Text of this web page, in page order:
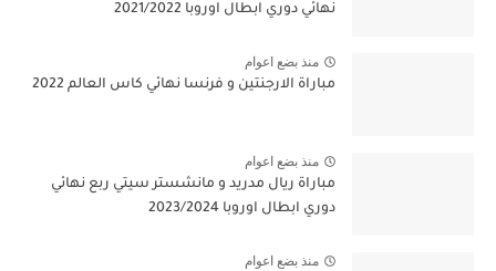
نهائي دوري ابطال اوروبا 2021/2022
منذ بضع اعوام
مباراة الارجنتين و فرنسا نهائي كاس العالم 2022
منذ بضع اعوام
مباراة ريال مدريد و مانشستر سيتي ربع نهائي
دوري ابطال اوروبا 2023/2024
منذ بضع اعوام